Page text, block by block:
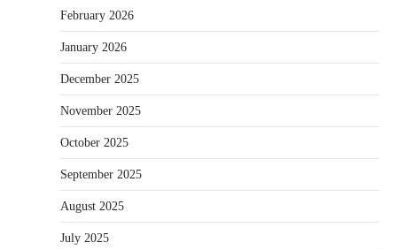
February 2026
January 2026
December 2025
November 2025
October 2025
September 2025
August 2025
July 2025